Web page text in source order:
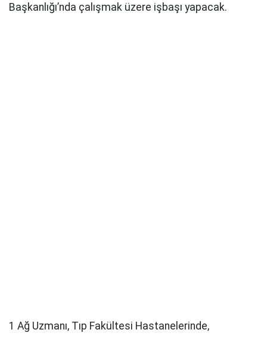
Başkanlığı’nda çalışmak üzere işbaşı yapacak.
1 Ağ Uzmanı, Tıp Fakültesi Hastanelerinde,